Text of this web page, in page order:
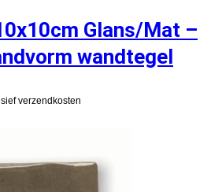
Glans/Mat –
wandtegel
verzendkosten